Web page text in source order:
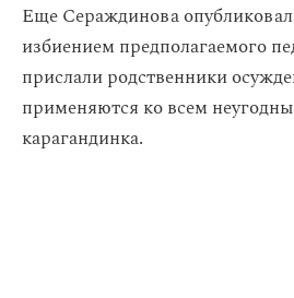
Еще Сераждинова
избиением предполагаемого
прислали родственники
применяются ко всем
карагандинка.